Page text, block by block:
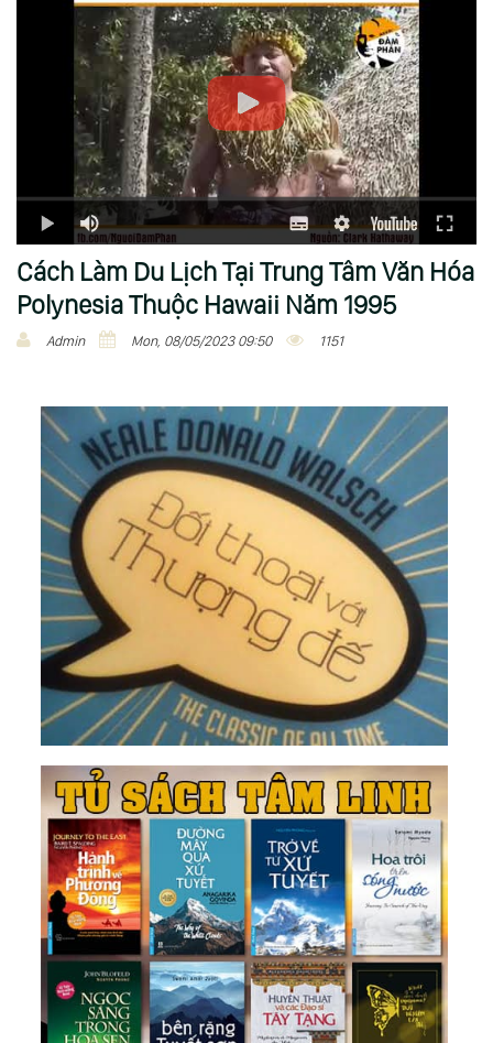
Cách Làm Du Lịch Tại Trung Tâm Văn Hóa
Polynesia Thuộc Hawaii Năm 1995
Admin Mon, 08/05/2023 09:50 1151